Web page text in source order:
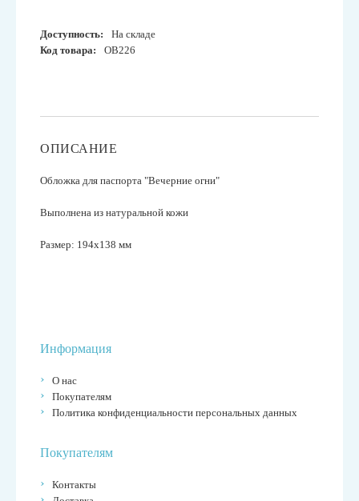
Доступность:
На складе
Код товара:
OB226
ОПИСАНИЕ
Обложка для паспорта "Вечерние огни"
Выполнена из натуральной кожи
Размер: 194x138 мм
Информация
О нас
Покупателям
Политика конфиденциальности персональных данных
Покупателям
Контакты